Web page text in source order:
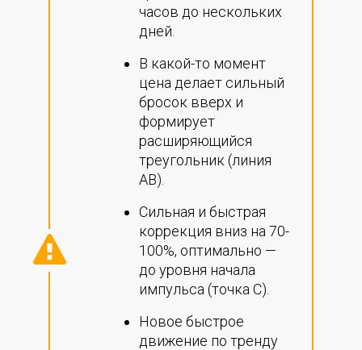
часов до нескольких
дней.
В какой-то момент
цена делает сильный
бросок вверх и
формирует
расширяющийся
треугольник (линия
АВ).
Сильная и быстрая
коррекция вниз на 70-
100%, оптимально —
до уровня начала
импульса (точка С).
Новое быстрое
движение по тренду